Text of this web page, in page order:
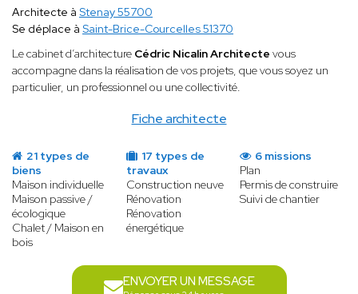
Fiche architecte
Architecte à Stenay 55700
Se déplace à Saint-Brice-Courcelles 51370
Le cabinet d’architecture Cédric Nicalin Architecte vous
accompagne dans la réalisation de vos projets, que vous soyez un
particulier, un professionnel ou une collectivité.
21 types de
biens
Maison individuelle
Maison passive /
écologique
Chalet / Maison en
bois
17 types de
travaux
Construction neuve
Rénovation
Rénovation
énergétique
6 missions
Plan
Permis de construire
Suivi de chantier
ENVOYER UN MESSAGE